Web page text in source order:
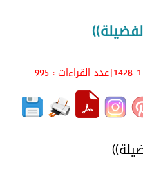
|عدد القراءات : 995